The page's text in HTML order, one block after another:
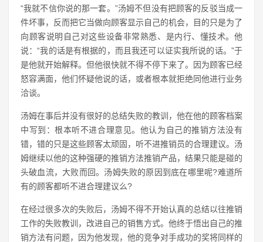
“我就不信你说的那一套。”汤姆不但没有把顾客的反驳当成一
件坏事，反而把它当做向顾客显示自己的机会，目的只是为了
向顾客说明自己对这些设备非常熟悉、是内行、懂技术。他
说：“我的话是有根据的，而且我还可以证实我所说的话。”于
是他就开始解释。但他很快就不得不停下来了。因为顾客已经
怒容满面，他们怀疑他说的话，或者根本就拒绝同他进行业务
洽谈。
汤姆在事后并没有很好的总结失败的教训，他在他的顾客档案
中写到：根本听不进合理意见。他认为自己的推销方法没有
错，错的只是这些顾客太顽固，听不进推销员的合理建议。汤
姆继续以他的这种强硬的推销方法推销产品，结果只能是碰的
头破血流，大败而回。汤姆失败的原因到底在哪里呢?难道所
有的顾客都听不进合理建议么?
在经过很多次的失败后，汤姆不得不开始认真的总结以往推销
工作的失败教训，改进自己的销售方式。他终于悟出自己的推
销方法有问题，因为他发现，他的竞争对手成功的奖将同样的